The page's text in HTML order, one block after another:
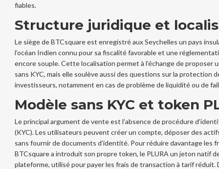
fiables.
Structure juridique et
Le siège de BTCsquare est enregistré auxSeychelles un pays
l’océan Indien connu pour sa fiscalité favorable et une
encore souple. Cette localisation permet à l’échange de proposer
sans KYC, mais elle soulève aussi des questions sur la protection
investisseurs, notamment en cas de problème de liquidité ou de
Modèle sans KYC et token
Le principal argument de vente est l’absence de procédure
(KYC). Les utilisateurs peuvent créer un compte, déposer des
sans fournir de documents d’identité. Pour réduire davantage les
BTCsquare a introduit son propre token, le PLURA un jeton natif
plateforme, utilisé pour payer les frais de transaction à tarif réduit.